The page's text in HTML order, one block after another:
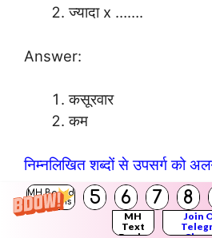
MH Board
Solutions
5 6 7 8
MH
Text
Join
ज्यादा x …….
Answer:
कसूरवार
कम
निम्नलिखित शब्दों से उपसर्ग को
अतिरिक्त